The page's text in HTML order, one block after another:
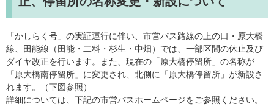
「かしらく号」の実証運行に伴い、市営バス路線の上の口・原大橋
線、田能線（田能・二料・杉生・中畑）では、一部区間の休止及び
ダイヤ改正を行います。また、現在の「原大橋停留所」の名称が
「原大橋南停留所」に変更され、北側に「原大橋停留所」が新設さ
れます。（下図参照）
詳細については、下記の市営バスホームページをご参照ください。